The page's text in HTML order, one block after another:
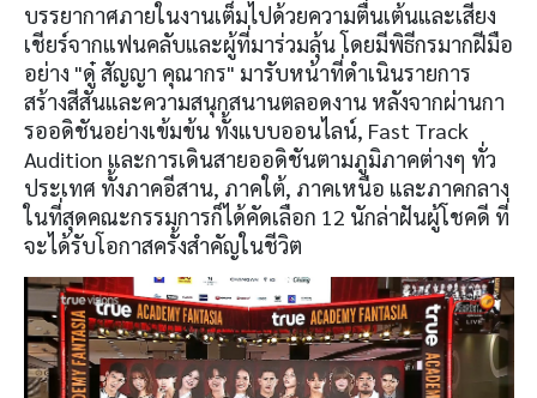
บรรยากาศภายในงานเต็มไปด้วยความตื่นเต้นและเสียง
เชียร์จากแฟนคลับและผู้ที่มาร่วมลุ้น โดยมีพิธีกรมากฝีมือ
อย่าง "ดู๋ สัญญา คุณากร" มารับหน้าที่ดำเนินรายการ
สร้างสีสันและความสนุกสนานตลอดงาน หลังจากผ่านกา
รออดิชันอย่างเข้มข้น ทั้งแบบออนไลน์, Fast Track
Audition และการเดินสายออดิชันตามภูมิภาคต่างๆ ทั่ว
ประเทศ ทั้งภาคอีสาน, ภาคใต้, ภาคเหนือ และภาคกลาง
ในที่สุดคณะกรรมการก็ได้คัดเลือก 12 นักล่าฝันผู้โชคดี ที่
จะได้รับโอกาสครั้งสำคัญในชีวิต